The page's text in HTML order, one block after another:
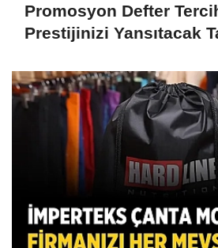
Promosyon Defter
Prestijinizi Yansıtacak